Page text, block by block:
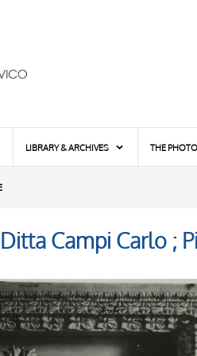
LIBRARY & ARCHIVES THE
Campi Carlo ;